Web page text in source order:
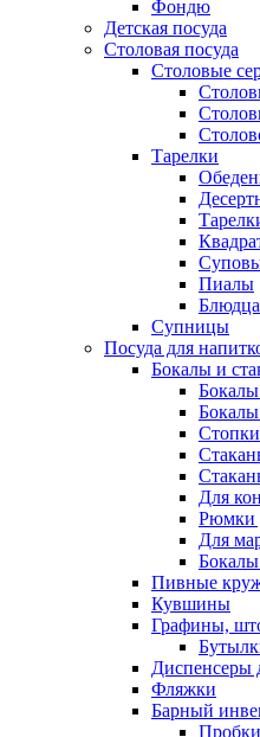
Фондю
Детская посуда
Столовая посуда
Столовые
Тарелки
Пиалы
Блюдца
Супницы
Посуда для
Бокалы и
Для
Рюмки
Для
Бокалы
Пивные
Кувшины
Графины,
Диспенсеры
Фляжки
Барный